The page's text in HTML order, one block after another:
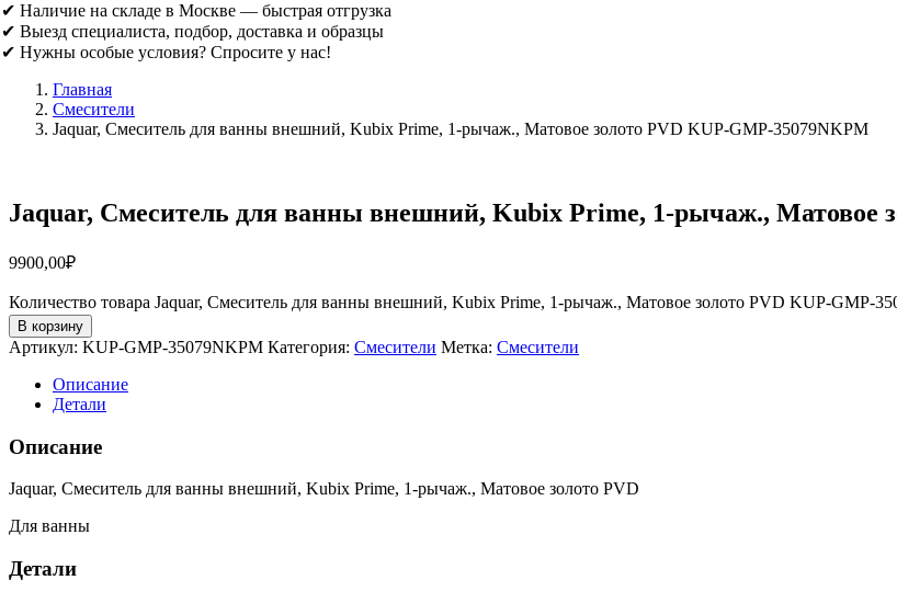
✔ Наличие на складе в Москве — быстрая отгрузка
✔ Выезд специалиста, подбор, доставка и образцы
✔ Нужны особые условия? Спросите у нас!
Главная
Смесители
Jaquar, Смеситель для ванны внешний, Kubix Prime, 1-рычаж., Матовое золото PVD KUP-GMP-35079NKPM
Jaquar, Смеситель для ванны внешний, Kubix Prime, 1-рычаж., Матовое
9900,00₽
Количество товара Jaquar, Смеситель для ванны внешний, Kubix Prime, 1-рычаж., Матовое золото PVD KUP-GMP-
В корзину
Артикул: KUP-GMP-35079NKPM Категория: Смесители Метка: Смесители
Описание
Детали
Описание
Jaquar, Смеситель для ванны внешний, Kubix Prime, 1-рычаж., Матовое золото PVD
Для ванны
Детали